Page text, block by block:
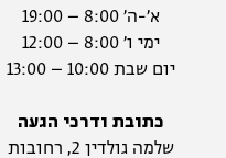
יום שבת 10:00 – 13:00
כתובת ודרכי הגעה
שלמה גולדין 2, רחובות